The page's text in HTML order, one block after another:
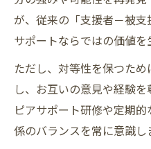
が、従来の「支援者－被
サポートならではの価値を
ただし、対等性を保つた
し、お互いの意見や経験を
ピアサポート研修や定期
係のバランスを常に意識し